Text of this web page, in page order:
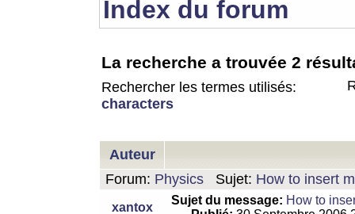
Index du forum
La recherche a trouvée 2
Rechercher les termes utilisés:
characters
Auteur
Forum: Physics Sujet: How to insert
xantox
Sujet du message: How to